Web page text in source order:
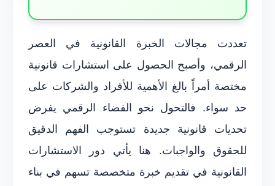
تعددت مجالات الخبرة القانونية في العصر
الرقمي، وأصبح الحصول على استشارات قانونية
مختصة أمراً بالغ الأهمية للأفراد والشركات على
حد سواء. فالتحول نحو الفضاء الرقمي يفرض
تحديات قانونية جديدة تستوجب الفهم الدقيق
للحقوق والواجبات. هنا يأتي دور الاستشارات
القانونية في تقديم خبرة متخصصة تسهم في بناء